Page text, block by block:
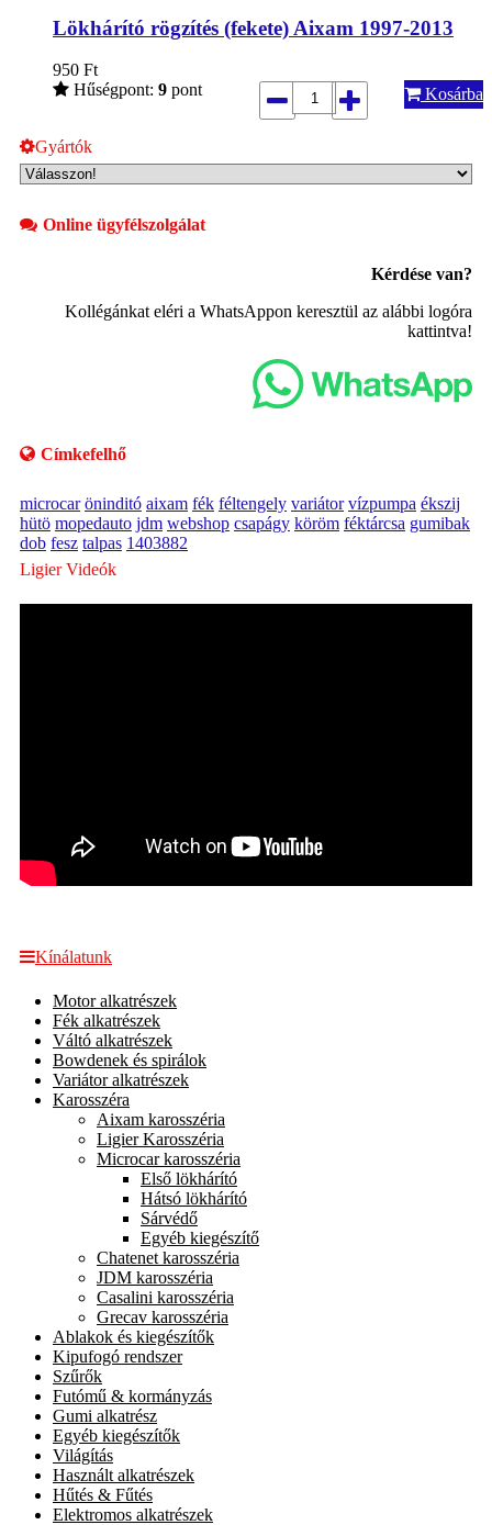
Lökhárító rögzítés (fekete) Aixam 1997-2013
950 Ft
Hűségpont: 9 pont Kosárba
Gyártók
Online ügyfélszolgálat
Kérdése van?
Kollégánkat eléri a WhatsAppon keresztül az alábbi logóra
kattintva!
Címkefelhő
microcar öninditó aixam fék féltengely variátor vízpumpa ékszij
hütö mopedauto jdm webshop csapágy köröm féktárcsa gumibak
dob fesz talpas 1403882
Ligier Videók
Kínálatunk
Motor alkatrészek
Fék alkatrészek
Váltó alkatrészek
Bowdenek és spirálok
Variátor alkatrészek
Karosszéra
Aixam karosszéria
Ligier Karosszéria
Microcar karosszéria
Első lökhárító
Hátsó lökhárító
Sárvédő
Egyéb kiegészítő
Chatenet karosszéria
JDM karosszéria
Casalini karosszéria
Grecav karosszéria
Ablakok és kiegészítők
Kipufogó rendszer
Szűrők
Futómű & kormányzás
Gumi alkatrész
Egyéb kiegészítők
Világítás
Használt alkatrészek
Hűtés & Fűtés
Elektromos alkatrészek